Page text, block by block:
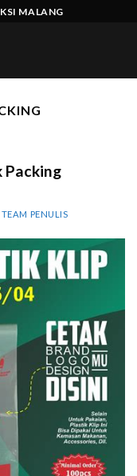
MALANG
Packing
TEAM PENULIS